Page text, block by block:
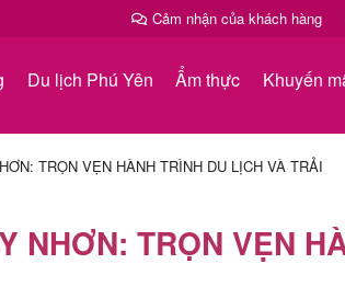
Cảm nhận của khách hàng
Du lịch Phú Yên Ẩm thực Khuyến
TRỌN VẸN HÀNH TRÌNH DU LỊCH VÀ TRẢI
NHƠN: TRỌN VẸN